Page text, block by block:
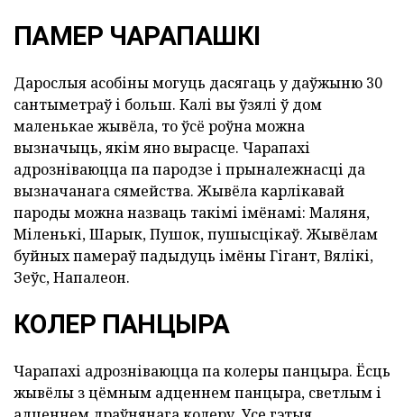
ПАМЕР ЧАРАПАШКІ
Дарослыя асобіны могуць дасягаць у даўжыню 30
сантыметраў і больш. Калі вы ўзялі ў дом
маленькае жывёла, то ўсё роўна можна
вызначыць, якім яно вырасце. Чарапахі
адрозніваюцца па пародзе і прыналежнасці да
вызначанага сямейства. Жывёла карлікавай
пароды можна назваць такімі імёнамі: Маляня,
Міленькі, Шарык, Пушок, пушысцікаў. Жывёлам
буйных памераў падыдуць імёны Гігант, Вялікі,
Зеўс, Напалеон.
КОЛЕР ПАНЦЫРА
Чарапахі адрозніваюцца па колеры панцыра. Ёсць
жывёлы з цёмным адценнем панцыра, светлым і